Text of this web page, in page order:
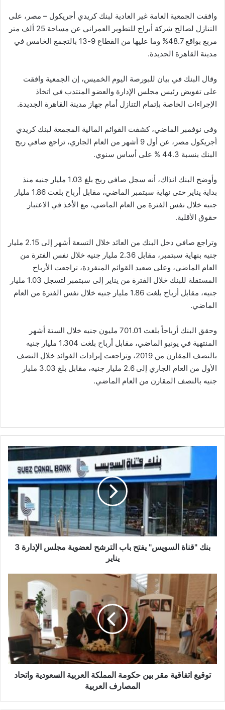
وافقت الجمعية العامة غير العادية لبنك كريدي أجريكول – مصر، على
التنازل لصالح شركة أبراج للتطوير العمراني عن مساحة 25 ألف متر
مربع بواقع 48.7% وما عليها من القطاع 9-13 بالتجمع الخامس في
مدينة القاهرة الجديدة.
وقال البنك في بيان للبورصة اليوم الخميس، إن الجمعية وافقت
على تفويض رئيس مجلس الإدارة والعضو المنتدب في اتخاذ
الإجراءات الخاصة بإتمام التنازل أمام جهاز مدينة القاهرة الجديدة.
وفى نوفمبر الماضي، كشفت القوائم المالية المجمعة لبنك كريدي
أجريكول مصر، عن أول 9 أشهر من العام الجاري، تراجع صافي ربح
البنك بنسبة 44.3 % على أساس سنوي.
وأوضح البنك انذاك، أنه سجل صافي ربح بلغ 1.03 مليار جنيه منذ
بداية يناير حتى نهاية سبتمبر الماضي، مقابل أرباح بلغت 1.86 مليار
جنيه خلال نفس الفترة من العام الماضي، مع الأخذ في الاعتبار
حقوق الأقلية.
وتراجع صافي دخل البنك من العائد خلال التسعة أشهر إلى 2.15 مليار
جنيه بنهاية سبتمبر، مقابل 2.36 مليار جنيه خلال نفس الفترة من
العام الماضي، وعلى صعيد القوائم المنفردة، تراجعت الأرباح
المستقلة للبنك خلال الفترة من يناير إلى سبتمبر لتسجل 1.03 مليار
جنيه، مقابل أرباح بلغت 1.86 مليار جنيه خلال نفس الفترة من العام
الماضي.
وحقق البنك أرباحاً بلغت 701.01 مليون جنيه خلال الستة أشهر
المنتهية في يونيو الماضي، مقابل أرباح بلغت 1.304 مليار جنيه
بالنصف المقارن من 2019، وتراجعت إيرادات الفوائد خلال النصف
الأول من العام الجاري إلى 2.6 مليار جنيه، مقابل بلغ 3.03 مليار
جنيه بالنصف المقارن من العام الماضي.
السويس"
يفتح
الترشح
لعضوية
مجلس
الإدارة
بنك "قناة السويس" يفتح باب الترشح لعضوية مجلس الإدارة 3
يناير
اتفاقية
مقر
بين
حكومة
المملكة
العربية
السعودية
واتحاد
المصارف
توقيع اتفاقية مقر بين حكومة المملكة العربية السعودية واتحاد
المصارف العربية